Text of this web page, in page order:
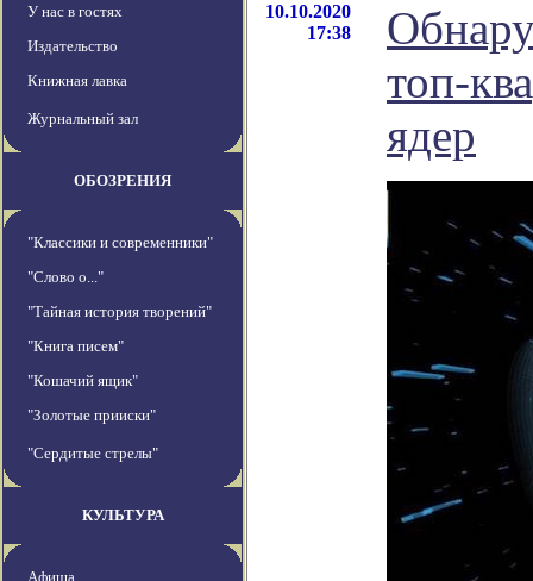
У нас в гостях
Издательство
Книжная лавка
Журнальный зал
ОБОЗРЕНИЯ
"Классики и современники"
"Слово о..."
"Тайная история творений"
"Книга писем"
"Кошачий ящик"
"Золотые прииски"
"Сердитые стрелы"
КУЛЬТУРА
Афиша
10.10.2020
17:38
топ-
ядер